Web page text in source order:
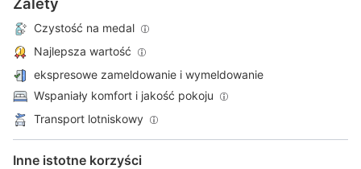
Czystość na medal
Najlepsza wartość
ekspresowe zameldowanie i wymeldowanie
Wspaniały komfort i jakość pokoju
Transport lotniskowy
Inne istotne korzyści